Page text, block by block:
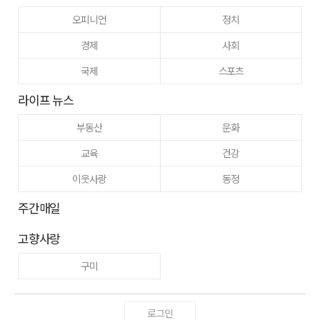
오피니언
정치
경제
사회
국제
스포츠
라이프 뉴스
부동산
문화
교육
건강
이웃사랑
동정
주간매일
고향사랑
구미
로그인